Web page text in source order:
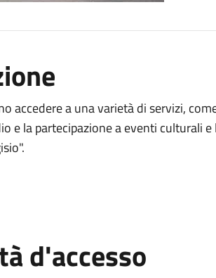
accedere a una varietà di servizi,
e la partecipazione a eventi culturali
d'accesso